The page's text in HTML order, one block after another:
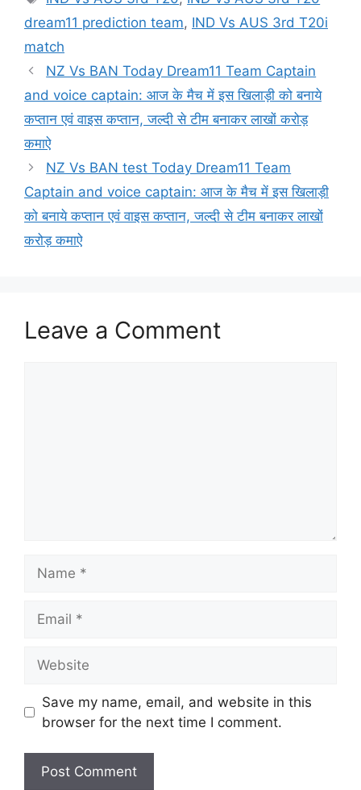
dream11 prediction team, IND Vs AUS 3rd T20i
match
NZ Vs BAN Today Dream11 Team Captain
and voice captain: आज के मैच में इस खिलाड़ी को बनाये
कप्तान एवं वाइस कप्तान, जल्दी से टीम बनाकर लाखों करोड़
कमाऐ
NZ Vs BAN test Today Dream11 Team
Captain and voice captain: आज के मैच में इस खिलाड़ी
को बनाये कप्तान एवं वाइस कप्तान, जल्दी से टीम बनाकर लाखों
करोड़ कमाऐ
Leave a Comment
Save my name, email, and website in this
browser for the next time I comment.